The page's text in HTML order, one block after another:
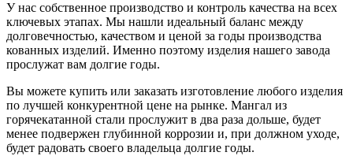
У нас собственное производство и контроль качества на всех
ключевых этапах. Мы нашли идеальный баланс между
долговечностью, качеством и ценой за годы производства
кованных изделий. Именно поэтому изделия нашего завода
прослужат вам долгие годы.
Вы можете купить или заказать изготовление любого изделия
по лучшей конкурентной цене на рынке. Мангал из
горячекатанной стали прослужит в два раза дольше, будет
менее подвержен глубинной коррозии и, при должном уходе,
будет радовать своего владельца долгие годы.